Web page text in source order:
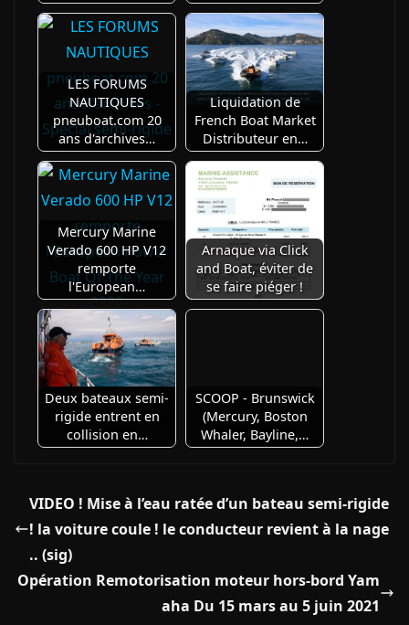
LES FORUMS
NAUTIQUES
pneuboat.com 20
ans d'archives…
Liquidation de
French Boat Market
Distributeur en…
Mercury Marine
Verado 600 HP V12
remporte
l'European…
Arnaque via Click
and Boat, éviter de
se faire piéger !
Deux bateaux semi-
rigide entrent en
collision en…
SCOOP - Brunswick
(Mercury, Boston
Whaler, Bayline,…
VIDEO ! Mise à l’eau ratée d’un bateau semi-rigide
! la voiture coule ! le conducteur revient à la nage
.. (sig)
Opération Remotorisation moteur hors-bord Yam
aha Du 15 mars au 5 juin 2021